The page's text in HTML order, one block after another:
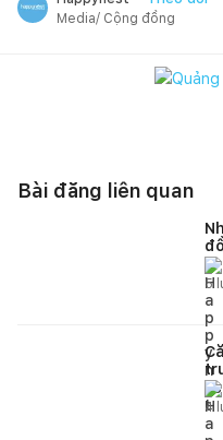
Media/ Cộng đồng
Bài đăng liên quan
5
4